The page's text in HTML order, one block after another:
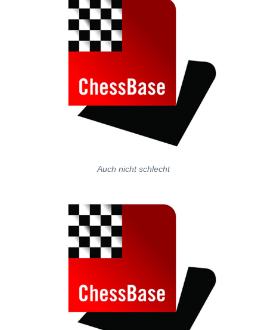
Auch nicht schlecht